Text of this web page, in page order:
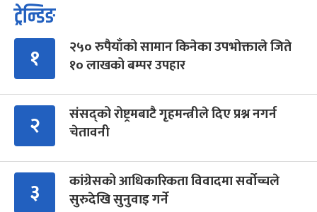
ट्रेन्डिङ
१
२५० रुपैयाँको सामान किनेका उपभोक्ताले जिते
१० लाखको बम्पर उपहार
२
संसद्को रोष्ट्रमबाटै गृहमन्त्रीले दिए प्रश्न नगर्न
चेतावनी
३
कांग्रेसको आधिकारिकता विवादमा सर्वोच्चले
सुरुदेखि सुनुवाइ गर्ने